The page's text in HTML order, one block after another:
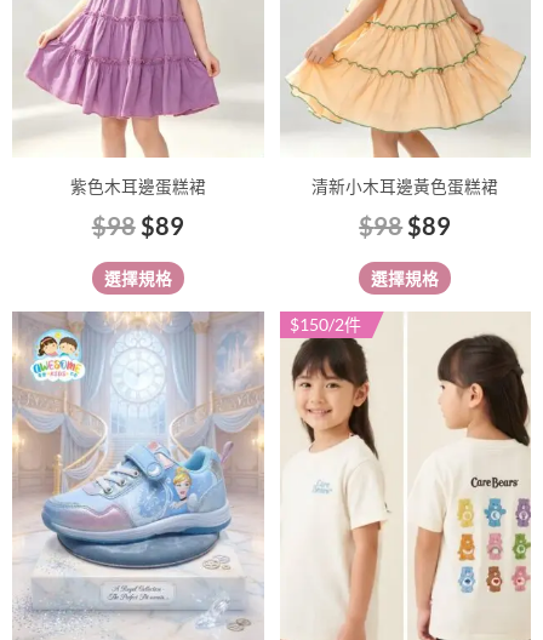
紫色木耳邊蛋糕裙
$98$89
選擇規格
款
式。
可
在
產
頁
面
選
擇
選
項
清新小木耳邊黃色蛋糕裙
$98$89
選擇規格
款
式。
可
產
頁
面
選
擇
此
產
有
多
種
款
式。
可
在
$150/2件
式。
產